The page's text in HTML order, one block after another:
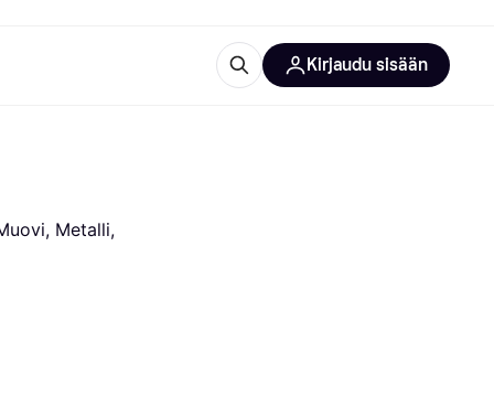
Kirjaudu sisään
Metalli,